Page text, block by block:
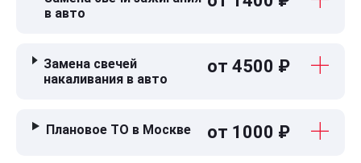
в авто
Замена свечей
накаливания в авто
от 4500 ₽
Плановое ТО в Москве от 1000 ₽